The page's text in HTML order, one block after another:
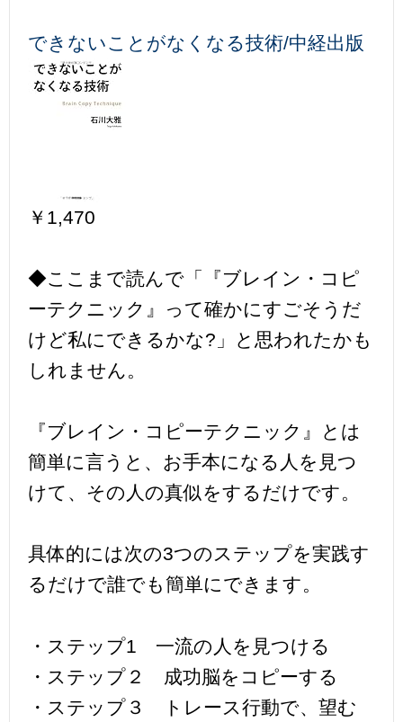
できないことがなくなる技術/中経出版
￥1,470
◆ここまで読んで「『ブレイン・コピ
ーテクニック』って確かにすごそうだ
けど私にできるかな?」と思われたかも
しれません。
『ブレイン・コピーテクニック』とは
簡単に言うと、お手本になる人を見つ
けて、その人の真似をするだけです。
具体的には次の3つのステップを実践す
るだけで誰でも簡単にできます。
・ステップ1 一流の人を見つける
・ステップ２ 成功脳をコピーする
・ステップ３ トレース行動で、望む